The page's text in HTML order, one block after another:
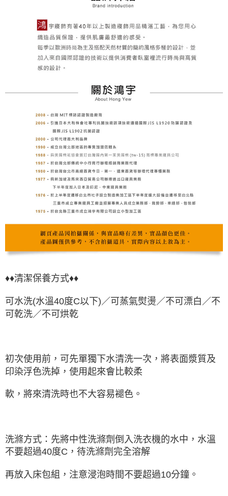
♦♦清潔保養方式♦♦
可水洗(水溫40度C以下)／可蒸氣熨燙／不可漂白／不
可乾洗／不可烘乾
初次使用前，可先單獨下水清洗一次，將表面漿質及
印染浮色洗掉，使用起來會比較柔
軟，將來清洗時也不大容易褪色。
洗滌方式：先將中性洗滌劑倒入洗衣機的水中，水溫
不要超過40度C，待洗滌劑完全溶解
再放入床包組，注意浸泡時間不要超過10分鐘。